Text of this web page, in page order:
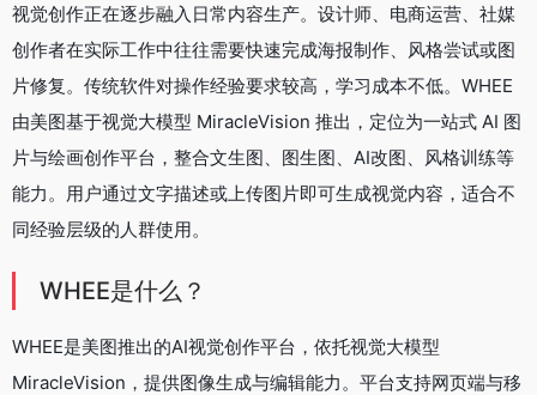
视觉创作正在逐步融入日常内容生产。设计师、电商运营、社媒
创作者在实际工作中往往需要快速完成海报制作、风格尝试或图
片修复。传统软件对操作经验要求较高，学习成本不低。WHEE
由美图基于视觉大模型 MiracleVision 推出，定位为一站式 AI 图
片与绘画创作平台，整合文生图、图生图、AI改图、风格训练等
能力。用户通过文字描述或上传图片即可生成视觉内容，适合不
同经验层级的人群使用。
WHEE是什么？
WHEE是美图推出的AI视觉创作平台，依托视觉大模型
MiracleVision，提供图像生成与编辑能力。平台支持网页端与移